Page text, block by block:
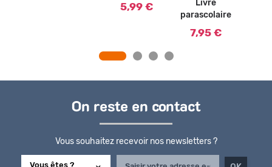
5,99 €
Livre
parascolaire
7,95 €
On reste en contact
Vous souhaitez recevoir nos newsletters ?